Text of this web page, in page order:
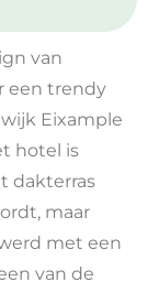
van
een trendy
Eixample
hotel is
dakterras
maar
met een
van de